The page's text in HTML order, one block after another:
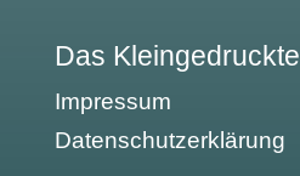
Das Kleingedruckte
Impressum
Datenschutzerklärung